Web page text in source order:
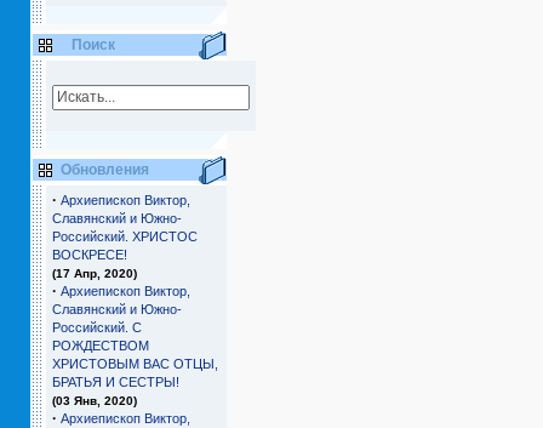
Поиск
Обновления
· Архиепископ Виктор,
Славянский и Южно-
Российский. ХРИСТОС
ВОСКРЕСЕ!
(17 Апр, 2020)
· Архиепископ Виктор,
Славянский и Южно-
Российский. С
РОЖДЕСТВОМ
ХРИСТОВЫМ ВАС ОТЦЫ,
БРАТЬЯ И СЕCТРЫ!
(03 Янв, 2020)
· Архиепископ Виктор,